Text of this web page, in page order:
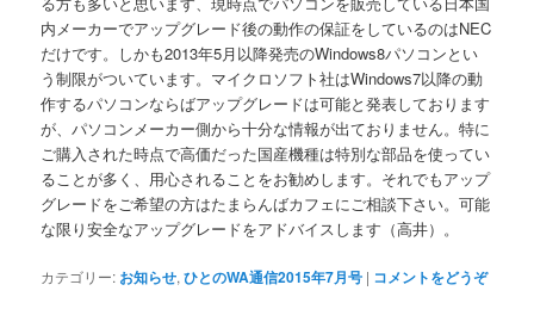
内メーカーでアップグレード後の動作の保証をしているのはNEC
だけです。しかも2013年5月以降発売のWindows8パソコンとい
う制限がついています。マイクロソフト社はWindows7以降の動
作するパソコンならばアップグレードは可能と発表しております
が、パソコンメーカー側から十分な情報が出ておりません。特に
ご購入された時点で高価だった国産機種は特別な部品を使ってい
ることが多く、用心されることをお勧めします。それでもアップ
グレードをご希望の方はたまらんばカフェにご相談下さい。可能
な限り安全なアップグレードをアドバイスします（高井）。
カテゴリー: お知らせ,ひとのWA通信2015年7月号 | コメントをどうぞ